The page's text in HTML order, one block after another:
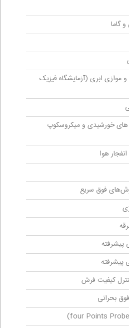
گاما
موازی ابری (آزمایشگاه فیزیک
های خورشیدی و میکروسکوپ
هوا
فوق سریع
پیشرفته
پیشرفته
کیفیت فرش
بحرانی